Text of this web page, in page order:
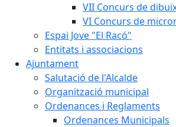
VII Concurs de
VI Concurs de
Espai Jove "El Racó"
Entitats i associacions
Ajuntament
Salutació de l'Alcalde
Organització municipal
Ordenances i Reglaments
Ordenances Municipals